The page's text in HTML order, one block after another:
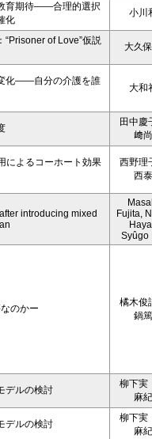
育期待――合理的選択
化
小川
of Love”仮説
大久
化――自分の介護を誰
大和
田中慶
﨑
によるコーホート効果
西野理
西
introducing mixed
Fujita,
Syûgo
のかー
橘木俊
鍋
デルの検討
柳下実
麻
デルの検討
柳下実
麻